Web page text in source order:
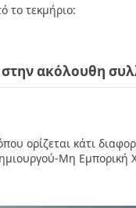
το τεκμήριο:
ακόλουθη
ορίζεται κάτι
Μη Εμπορική